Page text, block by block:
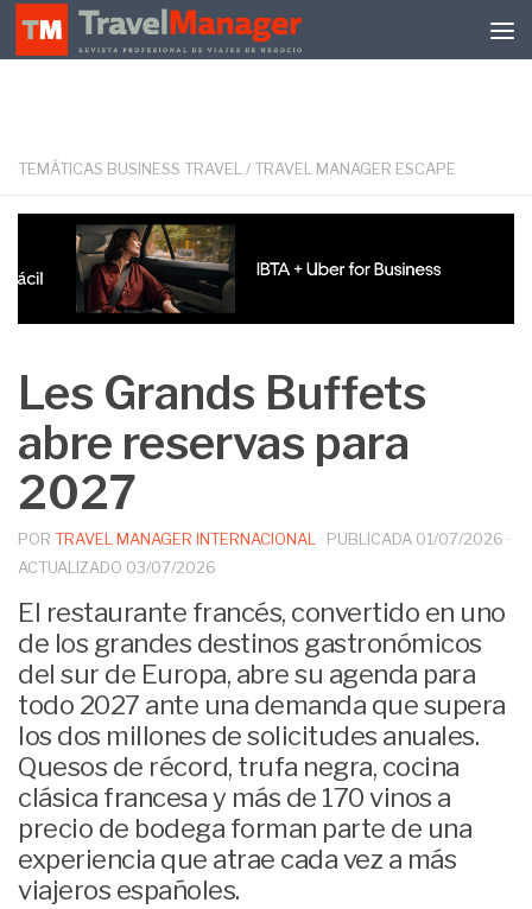
Debajo del contenido
TEMÁTICAS BUSINESS TRAVEL / TRAVEL MANAGER ESCAPE
Les Grands Buffets
abre reservas para
2027
POR TRAVEL MANAGER INTERNACIONAL · PUBLICADA 01/07/2026 ·
ACTUALIZADO 03/07/2026
El restaurante francés, convertido en uno
de los grandes destinos gastronómicos
del sur de Europa, abre su agenda para
todo 2027 ante una demanda que supera
los dos millones de solicitudes anuales.
Quesos de récord, trufa negra, cocina
clásica francesa y más de 170 vinos a
precio de bodega forman parte de una
experiencia que atrae cada vez a más
viajeros españoles.